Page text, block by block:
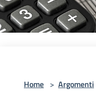
Home > Argomenti